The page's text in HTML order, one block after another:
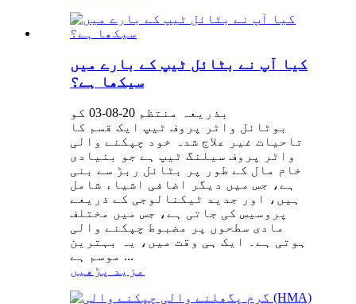
کیا آپ نے بٹائل ٹیپ کے بارے میں
سیکھا ہے؟
بذریعہ منتظم 20-08-03 کو
بوٹائل واٹر پروف ٹیپ ایک قسم کا
تاحیات غیر علاج شدہ خود چپکنے والی
واٹر پروف سیلنگ ٹیپ ہے جو بنیادی
خام مال کے طور پر بٹائل ربڑ سے بنی
ہے، جس میں دیگر اضافی اشیاء شامل
ہیں، اور جدید ٹیکنالوجی کے ذریعے
پروسیس کی جاتی ہے، جس میں مختلف
مادی سطحوں پر مضبوط چپکنے والی
ہوتی ہے۔ ایک ہی وقت میں، یہ بہترین
موسم ہے ...
مزید پڑھیں